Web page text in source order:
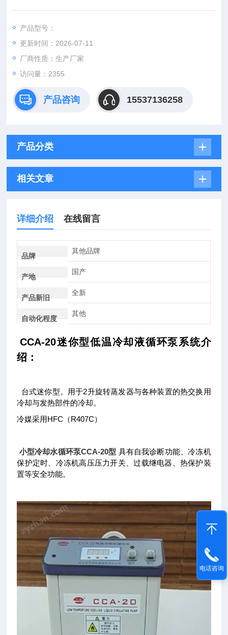
台式迷你型。用于2升旋转蒸发器与各种装置的热交换用冷却与
冷媒采用HFC（R407C）
小型冷却水循环泵CCA-20型 具有自我诊断功能、冷冻机保护定
时、冷冻机高压压力开关、过载继电器、热保护装置等安全功
产品型号：
更新时间：2026-07-11
厂商性质：生产厂家
访问量：2355
产品咨询 15537136258
产品分类
相关文章
详细介绍 在线留言
品牌
其他品牌
产地
国产
产品新旧
全新
自动化程度
其他
CCA-20迷你型低温冷却液循环泵系统介
绍：
台式迷你型。用于2升旋转蒸发器与各种装置的热交换用
冷却与发热部件的冷却。
冷媒采用HFC（R407C）
小型冷却水循环泵CCA-20型 具有自我诊断功能、冷冻机
保护定时、冷冻机高压压力开关、过载继电器、热保护装
置等安全功能。
电话咨询